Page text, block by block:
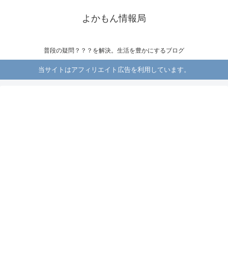
よかもん情報局
普段の疑問？？？を解決。生活を豊かにするブログ
当サイトはアフィリエイト広告を利用しています。